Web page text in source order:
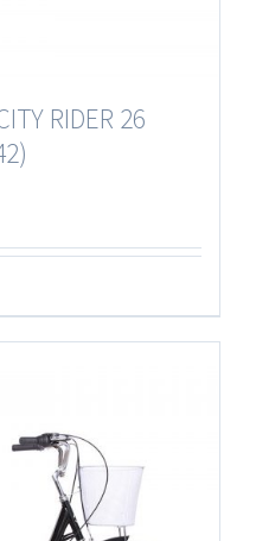
RIDER 26